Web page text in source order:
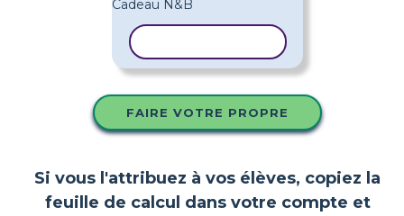
FAIRE VOTRE PROPRE
Si vous l'attribuez à vos élèves, copiez la
feuille de calcul dans votre compte et